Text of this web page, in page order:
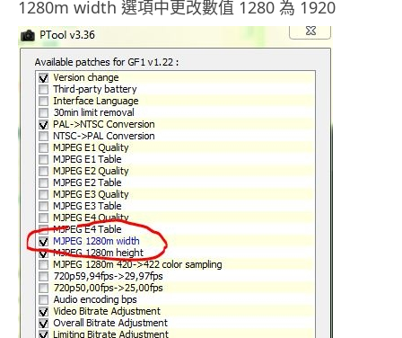
1280m width 選項中更改數值 1280 為 1920